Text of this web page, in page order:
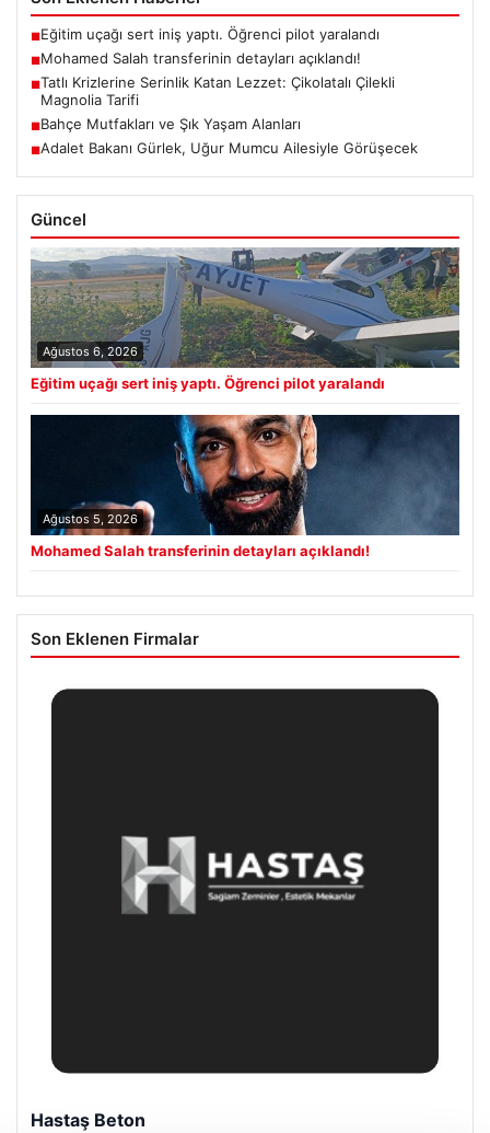
■Eğitim uçağı sert iniş yaptı. Öğrenci pilot yaralandı
■Mohamed Salah transferinin detayları açıklandı!
■Tatlı Krizlerine Serinlik Katan Lezzet: Çikolatalı Çilekli
Magnolia Tarifi
■Bahçe Mutfakları ve Şık Yaşam Alanları
■Adalet Bakanı Gürlek, Uğur Mumcu Ailesiyle Görüşecek
Güncel
Ağustos 6, 2026
Eğitim uçağı sert iniş yaptı. Öğrenci pilot yaralandı
Ağustos 5, 2026
Mohamed Salah transferinin detayları açıklandı!
Son Eklenen Firmalar
Hastaş Beton